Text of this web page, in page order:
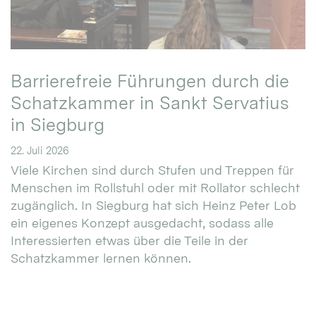
Barrierefreie Führungen durch die
Schatzkammer in Sankt Servatius
in Siegburg
22. Juli 2026
Viele Kirchen sind durch Stufen und Treppen für
Menschen im Rollstuhl oder mit Rollator schlecht
zugänglich. In Siegburg hat sich Heinz Peter Lob
ein eigenes Konzept ausgedacht, sodass alle
Interessierten etwas über die Teile in der
Schatzkammer lernen können.